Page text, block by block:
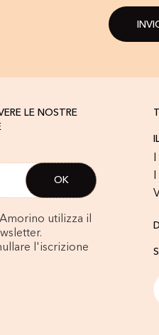
LE NOSTRE
utilizza il
l'iscrizione
I
I